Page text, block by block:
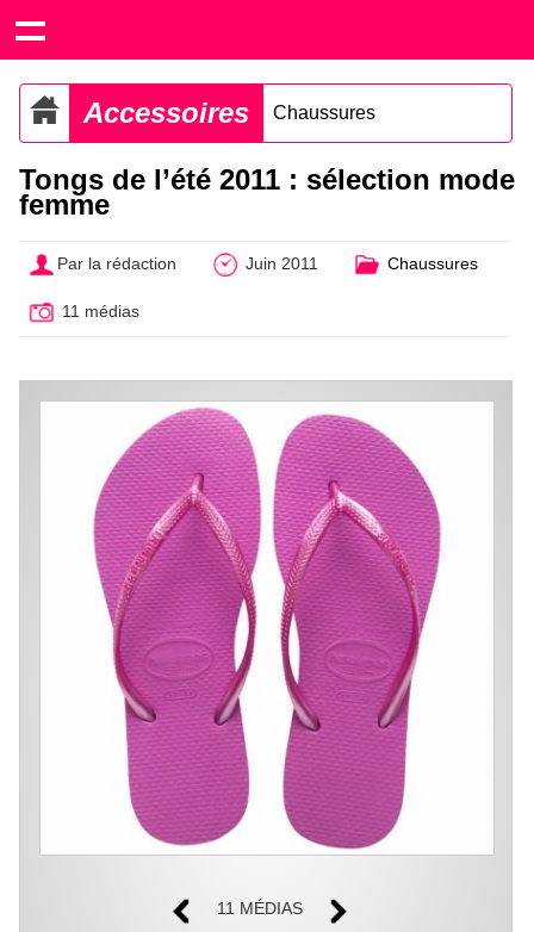
Accessoires Chaussures
Tongs de l’été 2011 : sélection mode
femme
Par la rédaction Juin 2011 Chaussures
11 médias
11 MÉDIAS